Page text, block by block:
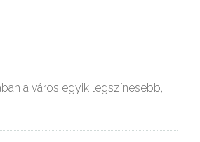
a város egyik legszínesebb,